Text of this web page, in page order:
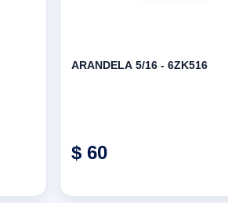
ARANDELA 5/16 - 6ZK516
$ 60